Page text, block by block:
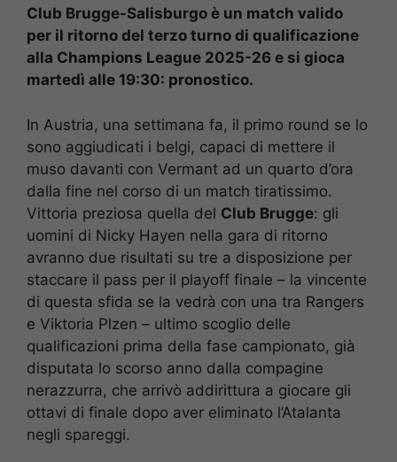
Club Brugge-Salisburgo è un match valido
per il ritorno del terzo turno di qualificazione
alla Champions League 2025-26 e si gioca
martedì alle 19:30: pronostico.
In Austria, una settimana fa, il primo round se lo
sono aggiudicati i belgi, capaci di mettere il
muso davanti con Vermant ad un quarto d’ora
dalla fine nel corso di un match tiratissimo.
Vittoria preziosa quella del Club Brugge: gli
uomini di Nicky Hayen nella gara di ritorno
avranno due risultati su tre a disposizione per
staccare il pass per il playoff finale – la vincente
di questa sfida se la vedrà con una tra Rangers
e Viktoria Plzen – ultimo scoglio delle
qualificazioni prima della fase campionato, già
disputata lo scorso anno dalla compagine
nerazzurra, che arrivò addirittura a giocare gli
ottavi di finale dopo aver eliminato l’Atalanta
negli spareggi.